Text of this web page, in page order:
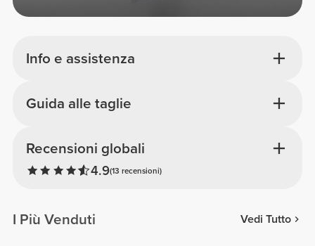
Info e assistenza
Recensioni globali
4.9(13 recensioni)
Guida alle taglie
I Più Venduti Vedi Tutto